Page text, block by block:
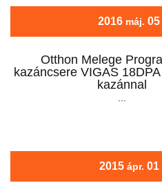
2016 máj. 05
Otthon Melege
kazáncsere VIGAS
kazánnal
2015 ápr. 01